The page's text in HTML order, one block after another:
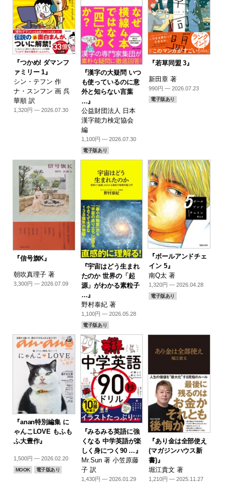
『つかめ! ダマンフ
ァミリー 1』
シン・テフン 作
ナ・スンフン 画 呉
華順 訳
1,320円 — 2026.07.30
『漢字の大疑問 いつ
も使っているのに意
外と知らない言葉
…』
公益財団法人 日本
漢字能力検定協会
編
1,100円 — 2026.07.30
電子版あり
『若草同盟 3』
新田章 著
990円 — 2026.07.23
電子版あり
『信号旗K』
朝吹真理子 著
3,300円 — 2026.07.09
『宇宙はどう生まれ
たのか 世界の「起
源」がわかる素粒子
…』
野村泰紀 著
1,100円 — 2026.05.28
電子版あり
『ボールアンドチェ
イン 5』
南Q太 著
1,320円 — 2026.04.28
電子版あり
『anan特別編集 に
ゃんこLOVE もふも
ふ大豊作』
1,500円 — 2026.02.20
MOOK 電子版あり
『みるみる英語に強
くなる 中学英語が楽
しく身につく90 …』
Mr.Sun 著 小笠原藤
子 訳
1,430円 — 2026.01.29
『あり金は全部使え
(マガジンハウス新
書)』
堀江貴文 著
1,210円 — 2025.11.27